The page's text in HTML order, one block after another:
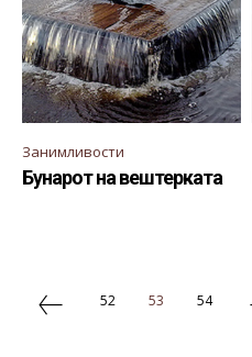
Занимливости
Бунарот на вештерката
52 53 54